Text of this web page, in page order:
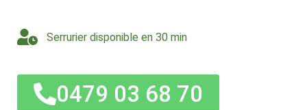
Serrurier disponible en 30 min
0479 03 68 70